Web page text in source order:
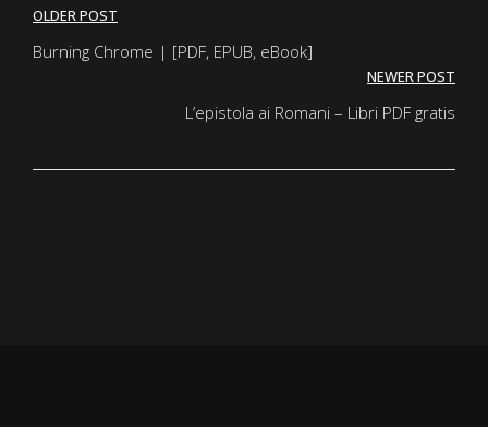
Post
navigation
OLDER POST
Burning Chrome | [PDF, EPUB, eBook]
NEWER POST
L’epistola ai Romani – Libri PDF gratis